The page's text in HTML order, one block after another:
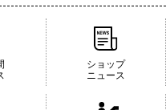
ショップ
ニュース